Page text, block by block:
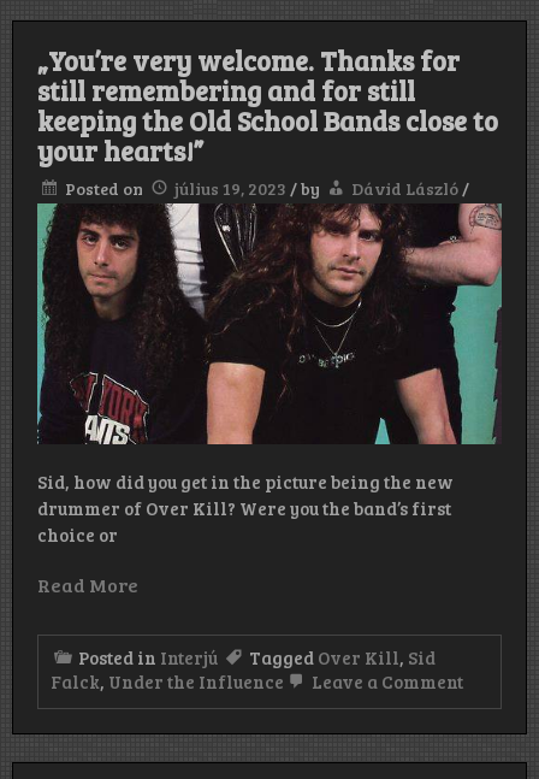
„You’re very welcome. Thanks for
still remembering and for still
keeping the Old School Bands close to
your hearts!”
Posted on július 19, 2023 /by Dávid László/
Sid, how did you get in the picture being the new
drummer of Over Kill? Were you the band’s first
choice or
Read More
Posted in Interjú Tagged Over Kill, Sid
Falck, Under the Influence Leave a Commenton
Thanks